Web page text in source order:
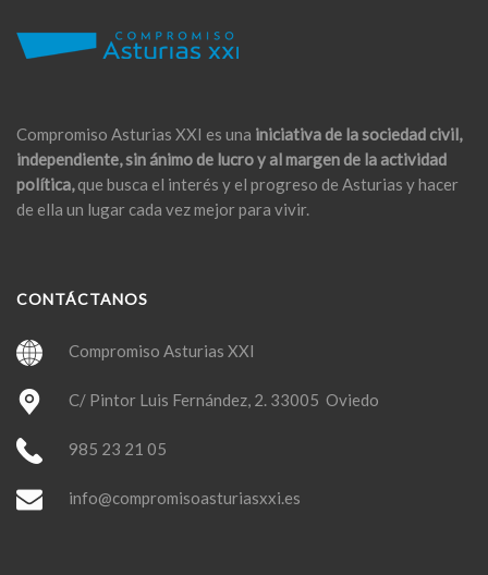
Compromiso Asturias XXI es una iniciativa de la sociedad civil,
independiente, sin ánimo de lucro y al margen de la actividad
política,que busca el interés y el progreso de Asturias y hacer
de ella un lugar cada vez mejor para vivir.
CONTÁCTANOS
Compromiso Asturias XXI
C/ Pintor Luis Fernández, 2. 33005 Oviedo
985 23 21 05
info@compromisoasturiasxxi.es